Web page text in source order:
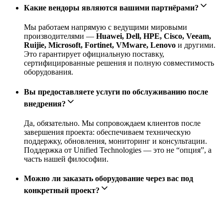
Какие вендоры являются вашими партнёрами?
Мы работаем напрямую с ведущими мировыми
производителями — Huawei, Dell, HPE, Cisco, Veeam,
Ruijie, Microsoft, Fortinet, VMware, Lenovo и другими.
Это гарантирует официальную поставку,
сертифицированные решения и полную совместимость
оборудования.
Вы предоставляете услуги по обслуживанию после
внедрения?
Да, обязательно. Мы сопровождаем клиентов после
завершения проекта: обеспечиваем техническую
поддержку, обновления, мониторинг и консультации.
Поддержка от Unified Technologies — это не “опция”, а
часть нашей философии.
Можно ли заказать оборудование через вас под
конкретный проект?